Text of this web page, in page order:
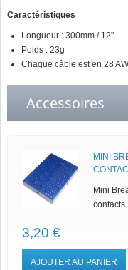
Caractéristiques
Longueur : 300mm / 12"
Poids : 23g
Chaque câble est en 28
Accessoires
MINI
Mini
contacts.
3,20 €
AJOUTER AU PANIER